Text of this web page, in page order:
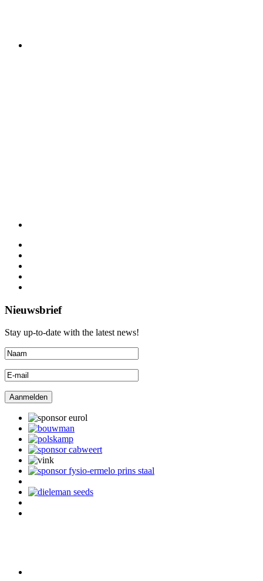
Nieuwsbrief
Stay up-to-date with the latest news!